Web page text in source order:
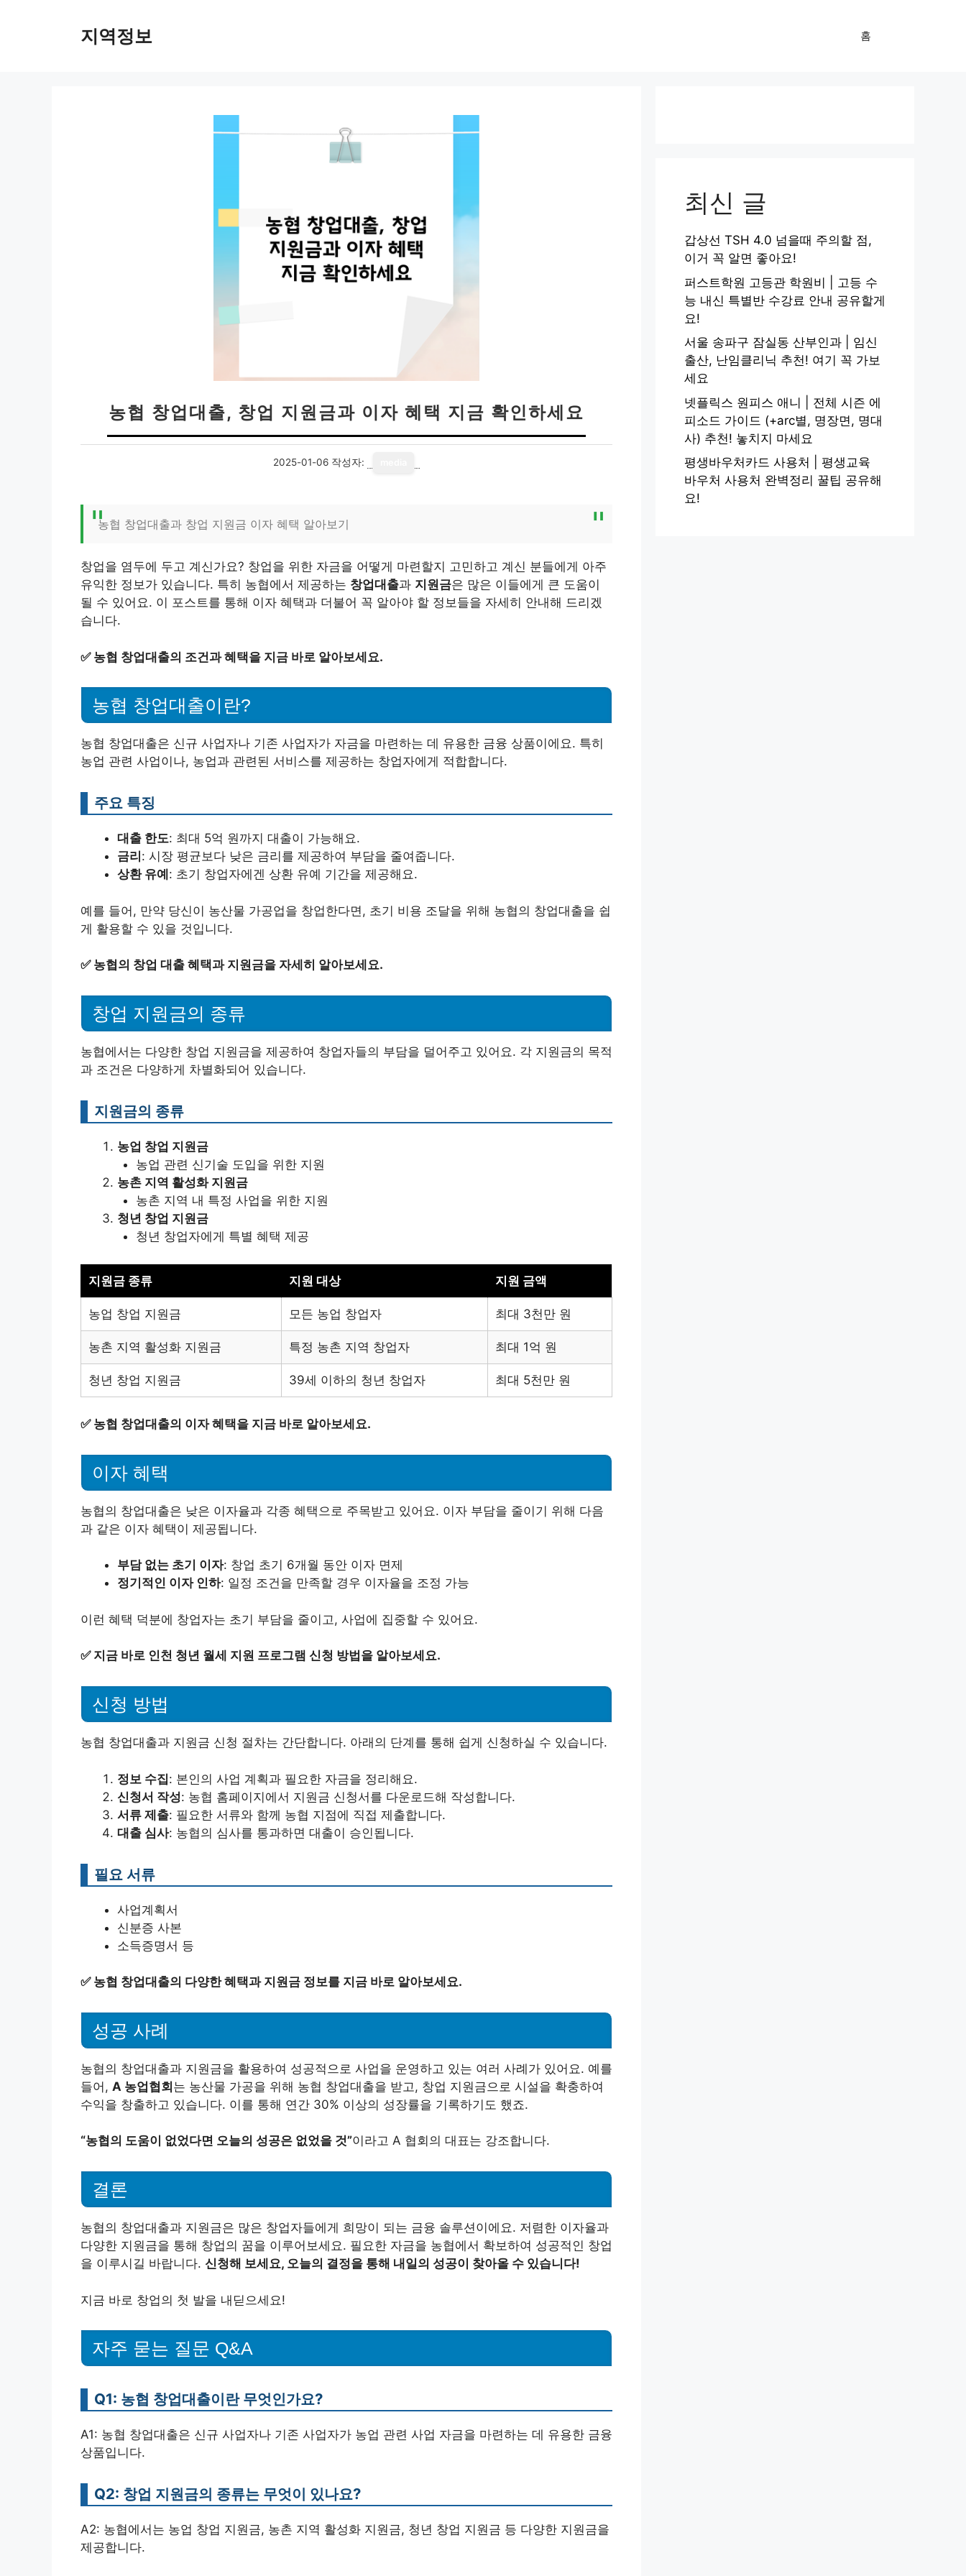
지역정보 홈
농협 창업대출, 창업 지원금과 이자 혜택 지금 확인하세요
2025-01-06 작성자:
농협 창업대출과 창업 지원금 이자 혜택 알아보기
창업을 염두에 두고 계신가요? 창업을 위한 자금을 어떻게 마련할지 고민하고 계신 분들에게 아주
유익한 정보가 있습니다. 특히 농협에서 제공하는 창업대출과 지원금은 많은 이들에게 큰 도움이
될 수 있어요. 이 포스트를 통해 이자 혜택과 더불어 꼭 알아야 할 정보들을 자세히 안내해 드리겠
습니다.
✅ 농협 창업대출의 조건과 혜택을 지금 바로 알아보세요.
농협 창업대출이란?
농협 창업대출은 신규 사업자나 기존 사업자가 자금을 마련하는 데 유용한 금융 상품이에요. 특히
농업 관련 사업이나, 농업과 관련된 서비스를 제공하는 창업자에게 적합합니다.
주요 특징
대출 한도: 최대 5억 원까지 대출이 가능해요.
금리 : 시장 평균보다 낮은 금리를 제공하여 부담을 줄여줍니다.
상환 유예 : 초기 창업자에겐 상환 유예 기간을 제공해요.
예를 들어, 만약 당신이 농산물 가공업을 창업한다면, 초기 비용 조달을 위해 농협의 창업대출을 쉽
게 활용할 수 있을 것입니다.
✅ 농협의 창업 대출 혜택과 지원금을 자세히 알아보세요.
창업 지원금의 종류
농협에서는 다양한 창업 지원금을 제공하여 창업자들의 부담을 덜어주고 있어요. 각 지원금의 목적
과 조건은 다양하게 차별화되어 있습니다.
지원금의 종류
농업 창업 지원금
농업 관련 신기술 도입을 위한 지원
농촌 지역 활성화 지원금
농촌 지역 내 특정 사업을 위한 지원
청년 창업 지원금
청년 창업자에게 특별 혜택 제공
지원금 종류 지원 대상 지원 금액
농업 창업 지원금 모든 농업 창업자 최대 3천만 원
농촌 지역 활성화 지원금 특정 농촌 지역 창업자 최대 1억 원
청년 창업 지원금 39세 이하의 청년 창업자 최대 5천만 원
✅ 농협 창업대출의 이자 혜택을 지금 바로 알아보세요.
이자 혜택
농협의 창업대출은 낮은 이자율과 각종 혜택으로 주목받고 있어요. 이자 부담을 줄이기 위해 다음
과 같은 이자 혜택이 제공됩니다.
부담 없는 초기 이자: 창업 초기 6개월 동안 이자 면제
정기적인 이자 인하: 일정 조건을 만족할 경우 이자율을 조정 가능
이런 혜택 덕분에 창업자는 초기 부담을 줄이고, 사업에 집중할 수 있어요.
✅ 지금 바로 인천 청년 월세 지원 프로그램 신청 방법을 알아보세요.
신청 방법
농협 창업대출과 지원금 신청 절차는 간단합니다. 아래의 단계를 통해 쉽게 신청하실 수 있습니다.
정보 수집: 본인의 사업 계획과 필요한 자금을 정리해요.
신청서 작성: 농협 홈페이지에서 지원금 신청서를 다운로드해 작성합니다.
서류 제출: 필요한 서류와 함께 농협 지점에 직접 제출합니다.
대출 심사: 농협의 심사를 통과하면 대출이 승인됩니다.
필요 서류
사업계획서
신분증 사본
소득증명서 등
✅ 농협 창업대출의 다양한 혜택과 지원금 정보를 지금 바로 알아보세요.
성공 사례
농협의 창업대출과 지원금을 활용하여 성공적으로 사업을 운영하고 있는 여러 사례가 있어요. 예를
들어, A 농업협회는 농산물 가공을 위해 농협 창업대출을 받고, 창업 지원금으로 시설을 확충하여
수익을 창출하고 있습니다. 이를 통해 연간 30% 이상의 성장률을 기록하기도 했죠.
“농협의 도움이 없었다면 오늘의 성공은 없었을 것”이라고 A 협회의 대표는 강조합니다.
결론
농협의 창업대출과 지원금은 많은 창업자들에게 희망이 되는 금융 솔루션이에요. 저렴한 이자율과
다양한 지원금을 통해 창업의 꿈을 이루어보세요. 필요한 자금을 농협에서 확보하여 성공적인 창업
을 이루시길 바랍니다. 신청해 보세요, 오늘의 결정을 통해 내일의 성공이 찾아올 수 있습니다!
지금 바로 창업의 첫 발을 내딛으세요!
자주 묻는 질문 Q&A
Q1: 농협 창업대출이란 무엇인가요?
A1: 농협 창업대출은 신규 사업자나 기존 사업자가 농업 관련 사업 자금을 마련하는 데 유용한 금융
상품입니다.
Q2: 창업 지원금의 종류는 무엇이 있나요?
A2: 농협에서는 농업 창업 지원금, 농촌 지역 활성화 지원금, 청년 창업 지원금 등 다양한 지원금을
제공합니다.
최신 글
갑상선 TSH 4.0 넘을때 주의할 점,
이거 꼭 알면 좋아요!
퍼스트학원 고등관 학원비 | 고등 수
능 내신 특별반 수강료 안내 공유할게
요!
서울 송파구 잠실동 산부인과 | 임신
출산, 난임클리닉 추천! 여기 꼭 가보
세요
넷플릭스 원피스 애니 | 전체 시즌 에
피소드 가이드 (+arc별, 명장면, 명대
사) 추천! 놓치지 마세요
평생바우처카드 사용처 | 평생교육
바우처 사용처 완벽정리 꿀팁 공유해
요!